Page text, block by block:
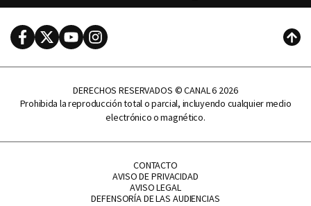
FacebookTwitterYoutubeInstagram
DERECHOS RESERVADOS © CANAL 6 2026
Prohibida la reproducción total o parcial, incluyendo cualquier medio
electrónico o magnético.
CONTACTO
AVISO DE PRIVACIDAD
AVISO LEGAL
DEFENSORÍA DE LAS AUDIENCIAS